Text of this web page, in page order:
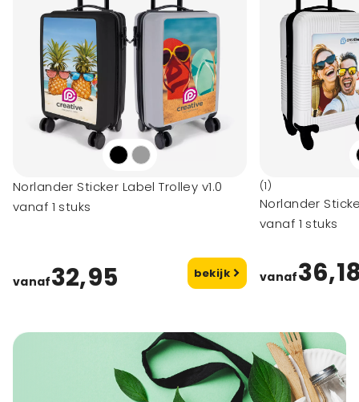
Norlander Sticker Label Trolley v1.0
vanaf 1 stuks
vanaf32,95 bekijk
(1)
Norlander
vanaf 1 stuks
vanaf